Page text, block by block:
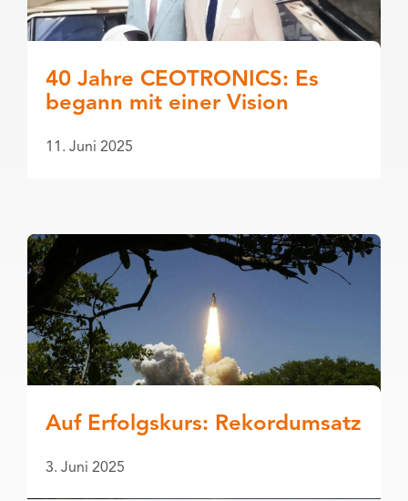
40 Jahre CEOTRONICS: Es
begann mit einer Vision
11. Juni 2025
Auf Erfolgskurs: Rekordumsatz
3. Juni 2025